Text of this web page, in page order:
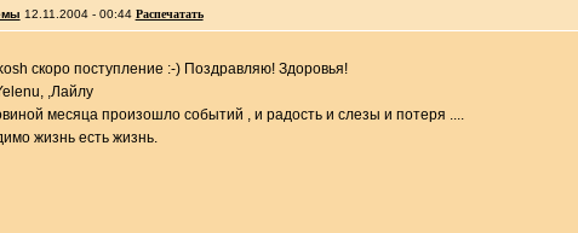
12.11.2004 - 00:44 Распечатать
скоро поступление :-) Поздравляю! Здоровья!
,Лайлу
месяца произошло событий , и радость и слезы и потеря ....
жизнь есть жизнь.